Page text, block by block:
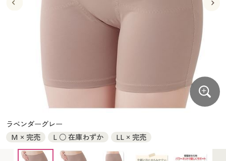
カーテン・ラグ・ファブリック
大きいサイズ レディース下着
大きいサイズ メンズ
大きいサイズ 事務・制服
バーゲン
シークレットセール
商品カテゴリ一覧
カタログ・チラシからのご注文
デジタルカタログ
ジュニア・ティーンズ下着
大きいサイズ レディース服
大きいサイズ メンズ
大きいサイズ 事務・制服
カタログ
カタログ・チラシからのご注文
カタログ無料プレゼント
ラベンダーグレー
M × 完売
L ○ 在庫わずか LL × 完売